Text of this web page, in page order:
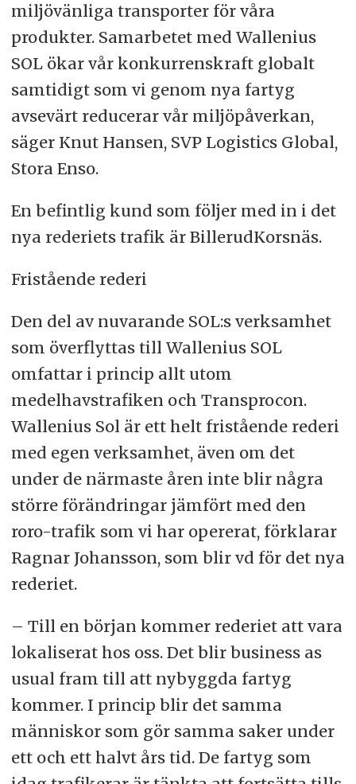
miljövänliga transporter för våra
produkter. Samarbetet med Wallenius
SOL ökar vår konkurrenskraft globalt
samtidigt som vi genom nya fartyg
avsevärt reducerar vår miljöpåverkan,
säger Knut Hansen, SVP Logistics Global,
Stora Enso.
En befintlig kund som följer med in i det
nya rederiets trafik är BillerudKorsnäs.
Fristående rederi
Den del av nuvarande SOL:s verksamhet
som överflyttas till Wallenius SOL
omfattar i princip allt utom
medelhavstrafiken och Transprocon.
Wallenius Sol är ett helt fristående rederi
med egen verksamhet, även om det
under de närmaste åren inte blir några
större förändringar jämfört med den
roro-trafik som vi har opererat, förklarar
Ragnar Johansson, som blir vd för det nya
rederiet.
– Till en början kommer rederiet att vara
lokaliserat hos oss. Det blir business as
usual fram till att nybyggda fartyg
kommer. I princip blir det samma
människor som gör samma saker under
ett och ett halvt års tid. De fartyg som